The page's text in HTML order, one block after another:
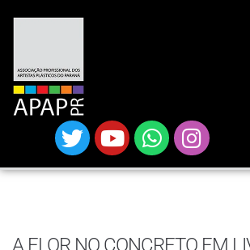
A FLOR NO CONCRETO EM